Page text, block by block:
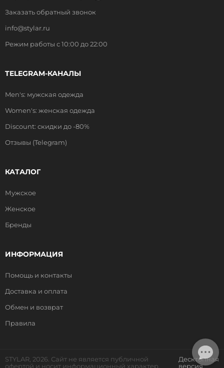
Заказать обратный звонок
info@stylar.ru
Режим работы с 10:00 до 22:00
TELEGRAM-КАНАЛЫ
Men's: мужская одежда
Women's: женская одежда
Discount: скидки до -80%
Отзывы (Telegram)
КАТАЛОГ
Мужское
Женское
Бренды
ИНФОРМАЦИЯ
Помощь и контакты
Доставка и оплата
Обмен и возврат
Правила
STYLAR, 2026. Сайт не является публичной
офертой и носит информационный характер.
Десктопная
версия